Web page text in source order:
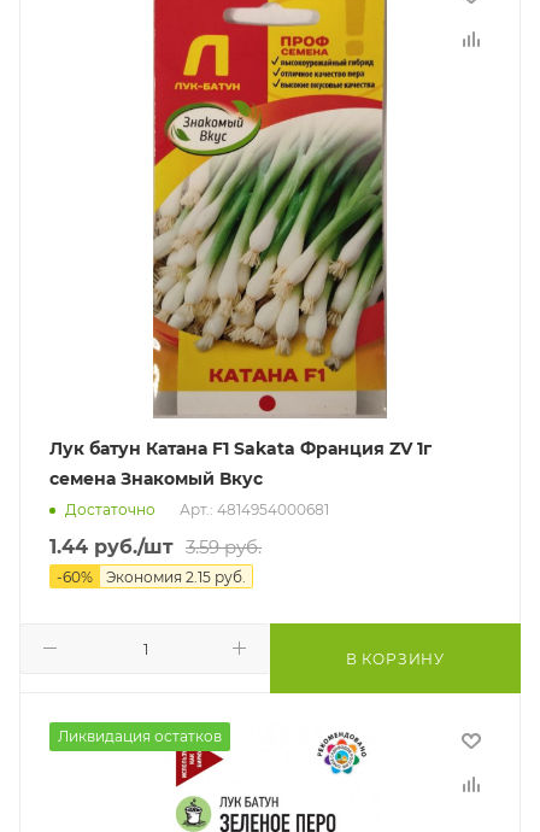
Лук батун Катана F1 Sakata Франция ZV 1г
семена Знакомый Вкус
Достаточно Арт.: 4814954000681
1.44 руб./шт 3.59руб.
-60% Экономия 2.15 руб.
В КОРЗИНУ
Ликвидация остатков